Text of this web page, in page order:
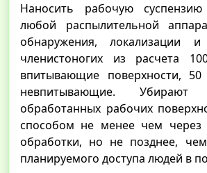
Наносить рабочую
любой распылительной
обнаружения, локализации
членистоногих из расчета
впитывающие поверхности,
невпитывающие.
обработанных рабочих
способом не менее чем через
обработки, но не позднее,
планируемого доступа людей в